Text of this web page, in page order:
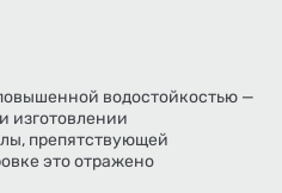
водостойкостью —
изготовлении
препятствующей
это отражено